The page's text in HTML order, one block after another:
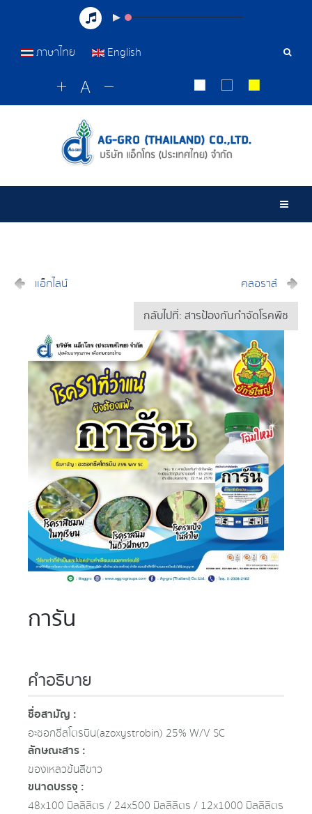
เครื่อ
ภาษาไทย English
แอ็กไลน์ คลอราส์
กลับไปที่: สารป้องกันกำจัดโรคพืช
การัน
คำอธิบาย
ชื่อสามัญ :
อะซอกซี่สโตรบิน (azoxystrobin) 25% W/V SC
ลักษณะสาร :
ของเหลวข้นสีขาว
ขนาดบรรจุ :
48x100 มิลลิลิตร / 24x500 มิลลิลิตร / 12x1000 มิลลิลิตร